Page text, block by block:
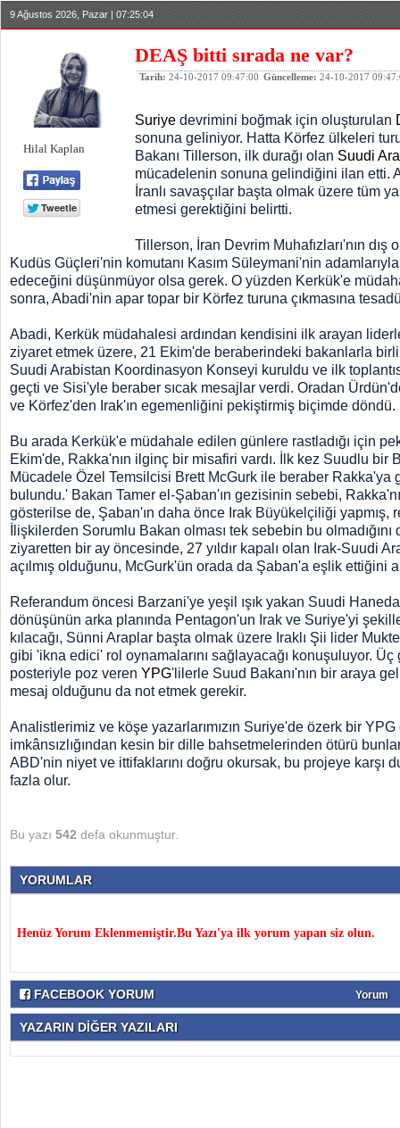
9 Ağustos 2026, Pazar | 07:25:04
Hilal Kaplan
DEAŞ bitti sırada ne var?
Tarih: 24-10-2017 09:47:00 Güncelleme: 24-10-2017
Suriye devrimini boğmak için oluşturulan
sonuna geliniyor. Hatta Körfez ülkeleri
Bakanı Tillerson, ilk durağı olan Suudi
mücadelenin sonuna gelindiğini ilan etti.
İranlı savaşçılar başta olmak üzere tüm
etmesi gerektiğini belirtti.
Tillerson, İran Devrim Muhafızları'nın dış
Kudüs Güçleri'nin komutanı Kasım Süleymani'nin
edeceğini düşünmüyor olsa gerek. O yüzden Kerkük'e
sonra, Abadi'nin apar topar bir Körfez turuna çıkmasına
Abadi, Kerkük müdahalesi ardından kendisini ilk arayan
ziyaret etmek üzere, 21 Ekim'de beraberindeki bakanlarla
Suudi Arabistan Koordinasyon Konseyi kuruldu ve ilk
geçti ve Sisi'yle beraber sıcak mesajlar verdi. Oradan
ve Körfez'den Irak'ın egemenliğini pekiştirmiş biçimde döndü.
Bu arada Kerkük'e müdahale edilen günlere rastladığı için
Ekim'de, Rakka'nın ilginç bir misafiri vardı. İlk kez Suudlu bir
Mücadele Özel Temsilcisi Brett McGurk ile beraber Rakka'ya
bulundu.' Bakan Tamer el-Şaban'ın gezisinin sebebi,
gösterilse de, Şaban'ın daha önce Irak Büyükelçiliği yapmış,
İlişkilerden Sorumlu Bakan olması tek sebebin bu
ziyaretten bir ay öncesinde, 27 yıldır kapalı olan Irak-Suudi
açılmış olduğunu, McGurk'ün orada da Şaban'a eşlik ettiğini
Referandum öncesi Barzani'ye yeşil ışık yakan Suudi
dönüşünün arka planında Pentagon'un Irak ve Suriye'yi
kılacağı, Sünni Araplar başta olmak üzere Iraklı Şii lider
gibi 'ikna edici' rol oynamalarını sağlayacağı konuşuluyor.
posteriyle poz veren YPG'lilerle Suud Bakanı'nın bir araya
mesaj olduğunu da not etmek gerekir.
Analistlerimiz ve köşe yazarlarımızın Suriye'de özerk bir YPG
imkânsızlığından kesin bir dille bahsetmelerinden ötürü
ABD'nin niyet ve ittifaklarını doğru okursak, bu projeye karşı
fazla olur.
Bu yazı 542 defa okunmuştur.
YORUMLAR
Henüz Yorum Eklenmemiştir.Bu Yazı'ya ilk yorum yapan siz olun.
FACEBOOK YORUM Yorum
YAZARIN DİĞER YAZILARI